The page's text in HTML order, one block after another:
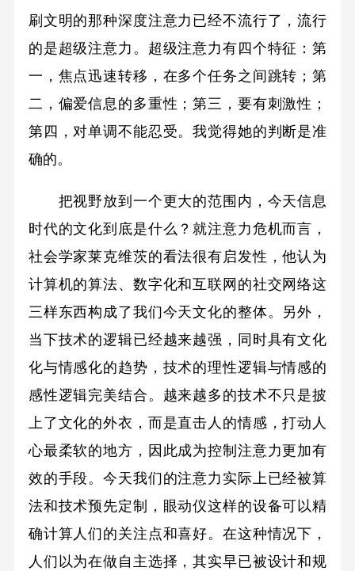
刷文明的那种深度注意力已经不流行了，流行
的是超级注意力。超级注意力有四个特征：第
一，焦点迅速转移，在多个任务之间跳转；第
二，偏爱信息的多重性；第三，要有刺激性；
第四，对单调不能忍受。我觉得她的判断是准
确的。
把视野放到一个更大的范围内，今天信息
时代的文化到底是什么？就注意力危机而言，
社会学家莱克维茨的看法很有启发性，他认为
计算机的算法、数字化和互联网的社交网络这
三样东西构成了我们今天文化的整体。另外，
当下技术的逻辑已经越来越强，同时具有文化
化与情感化的趋势，技术的理性逻辑与情感的
感性逻辑完美结合。越来越多的技术不只是披
上了文化的外衣，而是直击人的情感，打动人
心最柔软的地方，因此成为控制注意力更加有
效的手段。今天我们的注意力实际上已经被算
法和技术预先定制，眼动仪这样的设备可以精
确计算人们的关注点和喜好。在这种情况下，
人们以为在做自主选择，其实早已被设计和规